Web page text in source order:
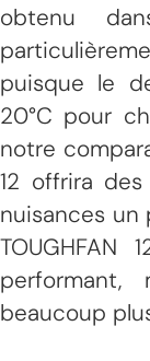
obtenu
puisque le
20°C pour
notre
12 offrira
nuisances un
TOUGHFAN
performant,
beaucoup